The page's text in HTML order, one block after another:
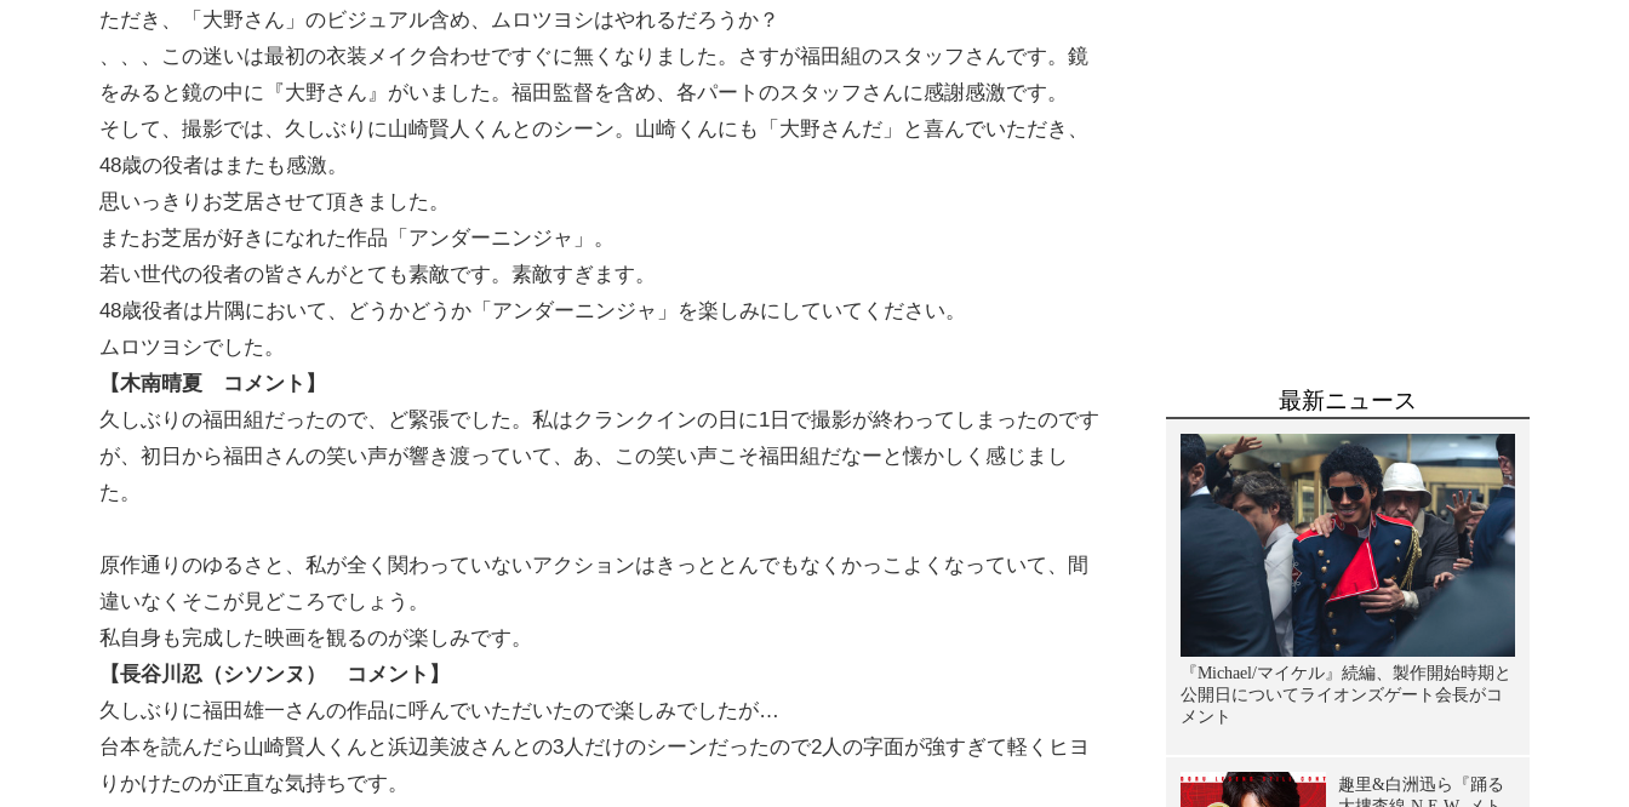
ただき、「大野さん」のビジュアル含め、ムロツヨシはやれるだろうか？
、、、この迷いは最初の衣装メイク合わせですぐに無くなりました。さすが福田組のスタッフさんです。鏡
をみると鏡の中に『大野さん』がいました。福田監督を含め、各パートのスタッフさんに感謝感激です。
そして、撮影では、久しぶりに山崎賢人くんとのシーン。山崎くんにも「大野さんだ」と喜んでいただき、
48歳の役者はまたも感激。
思いっきりお芝居させて頂きました。
またお芝居が好きになれた作品「アンダーニンジャ」。
若い世代の役者の皆さんがとても素敵です。素敵すぎます。
48歳役者は片隅において、どうかどうか「アンダーニンジャ」を楽しみにしていてください。
ムロツヨシでした。
【木南晴夏 コメント】
久しぶりの福田組だったので、ど緊張でした。私はクランクインの日に1日で撮影が終わってしまったのです
が、初日から福田さんの笑い声が響き渡っていて、あ、この笑い声こそ福田組だなーと懐かしく感じまし
た。
原作通りのゆるさと、私が全く関わっていないアクションはきっととんでもなくかっこよくなっていて、間
違いなくそこが見どころでしょう。
私自身も完成した映画を観るのが楽しみです。
【長谷川忍（シソンヌ） コメント】
久しぶりに福田雄一さんの作品に呼んでいただいたので楽しみでしたが…
台本を読んだら山崎賢人くんと浜辺美波さんとの3人だけのシーンだったので2人の字面が強すぎて軽くヒヨ
りかけたのが正直な気持ちです。